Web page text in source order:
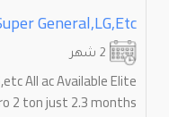
General,LG,etc
All ac Available Elite
2 ton just 2.3 months...